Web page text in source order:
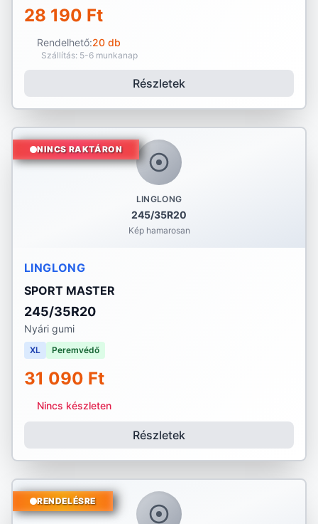
28 190 Ft
Rendelhető:20 db
Szállítás: 5-6 munkanap
Részletek
LINGLONG
245/35R20
Kép hamarosan
NINCS RAKTÁRON
LINGLONG
SPORT MASTER
245/35R20
Nyári gumi
XL Peremvédő
31 090 Ft
Nincs készleten
Részletek
RENDELÉSRE